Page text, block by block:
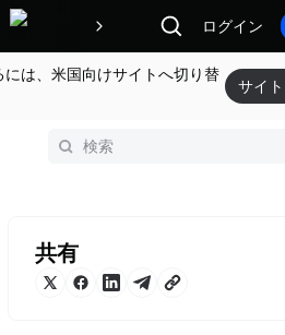
報酬 ログイン
は、米国向けサイトへ切り替
サイ
共有